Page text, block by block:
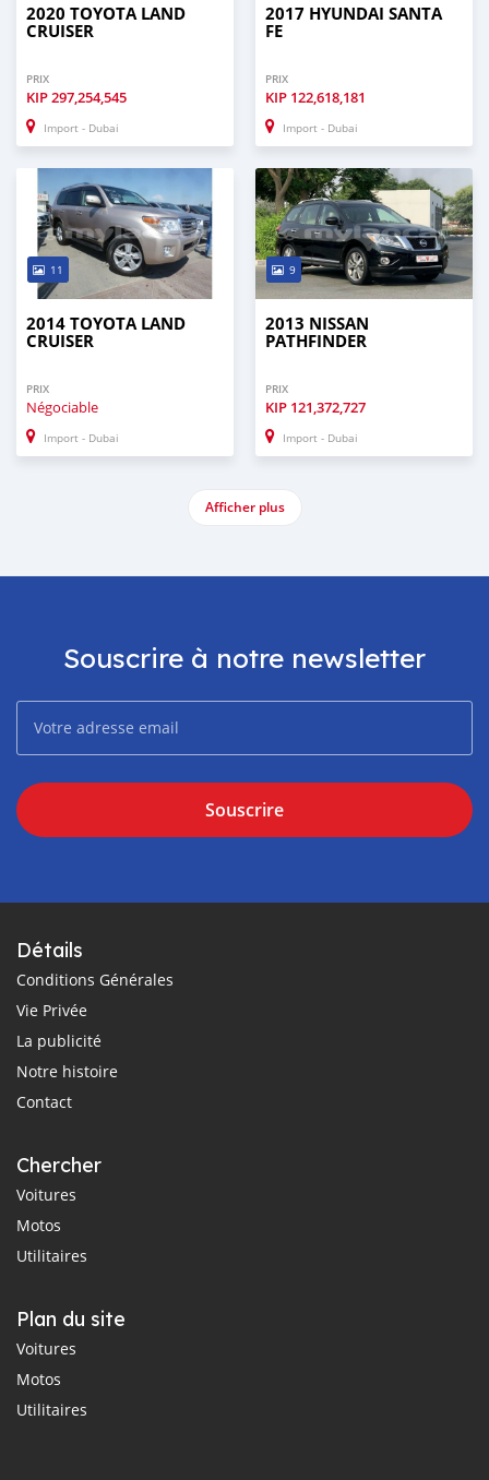
2020 TOYOTA LAND
CRUISER
PRIX
KIP297,254,545
Import - Dubai
2017 HYUNDAI SANTA
FE
PRIX
KIP 122,618,181
Import - Dubai
11
2014 TOYOTA LAND
CRUISER
PRIX
Négociable
Import - Dubai
9
2013 NISSAN
PATHFINDER
PRIX
KIP 121,372,727
Import - Dubai
Afficher plus
Souscrire à notre newsletter
Souscrire
Détails
Conditions Générales
Vie Privée
La publicité
Notre histoire
Contact
Chercher
Voitures
Motos
Utilitaires
Plan du site
Voitures
Motos
Utilitaires